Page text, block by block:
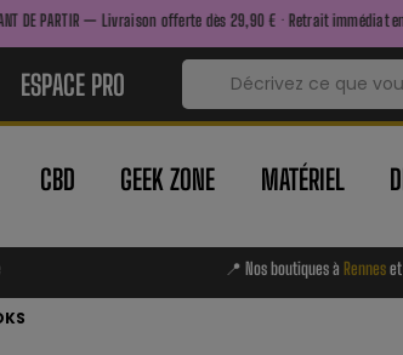
offerte dès 29,90 € · Retrait immédiat en boutique ·
ESPACE PRO
CBD GEEK ZONE MATÉRIEL
📍 Nos boutiques à Rennes